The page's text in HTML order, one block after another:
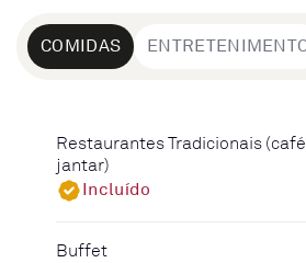
COMIDAS
Restaurantes Tradicionais
jantar)
Incluído
Buffet